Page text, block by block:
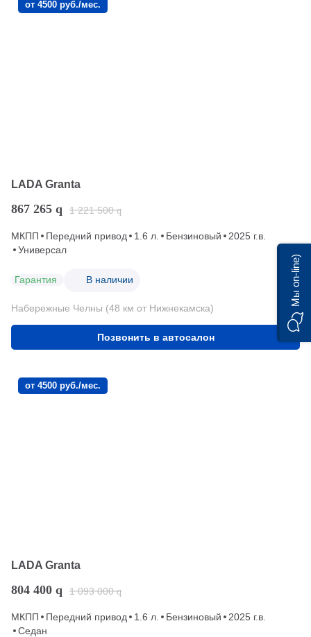
от 4500 руб./мес.
LADA Granta
867 265 q 1 221 500 q
МКПП Передний привод 1.6 л. Бензиновый
2025 г.в.
Универсал
Гарантия В наличии
Набережные Челны (48 км от Нижнекамска)
Позвонить в автосалон
от 4500 руб./мес.
LADA Granta
804 400 q 1 093 000 q
МКПП Передний привод 1.6 л. Бензиновый
2025 г.в.
Седан
Мы on-line)